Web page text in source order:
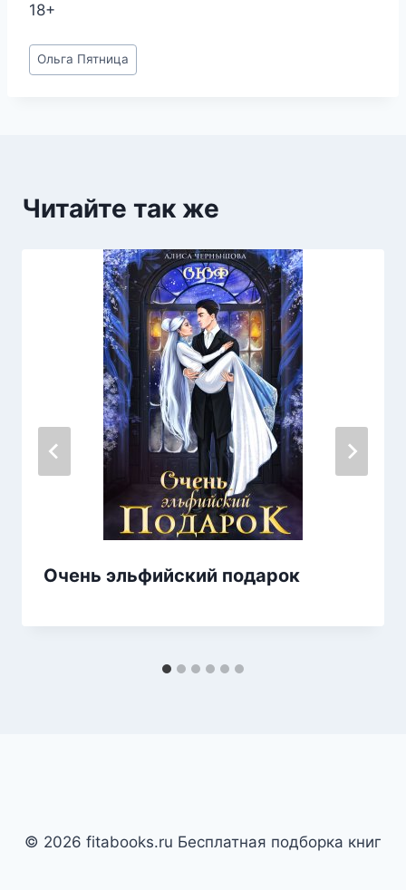
18+
Метки
записи:
Ольга Пятница
Читайте так же
Очень эльфийский подарок
© 2026 fitabooks.ru Бесплатная подборка книг